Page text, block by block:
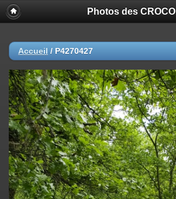
Photos des CROCO
Accueil / P4270427